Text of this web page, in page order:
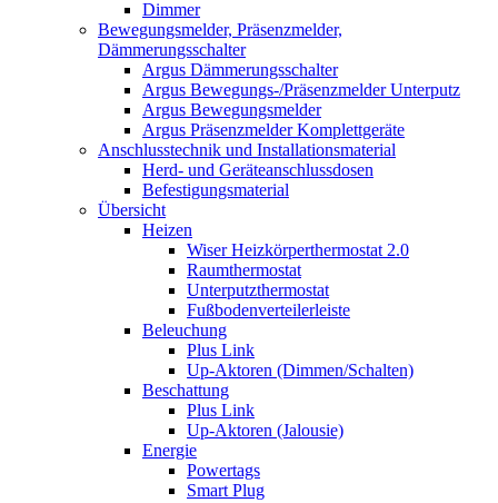
Dimmer
Bewegungsmelder, Präsenzmelder,
Dämmerungsschalter
Argus Dämmerungsschalter
Argus Bewegungs-/Präsenzmelder Unterputz
Argus Bewegungsmelder
Argus Präsenzmelder Komplettgeräte
Anschlusstechnik und Installationsmaterial
Herd- und Geräteanschlussdosen
Befestigungsmaterial
Übersicht
Heizen
Wiser Heizkörperthermostat 2.0
Raumthermostat
Unterputzthermostat
Fußbodenverteilerleiste
Beleuchung
Plus Link
Up-Aktoren (Dimmen/Schalten)
Beschattung
Plus Link
Up-Aktoren (Jalousie)
Energie
Powertags
Smart Plug